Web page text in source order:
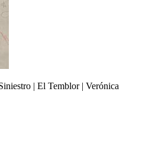
| El Temblor | Verónica